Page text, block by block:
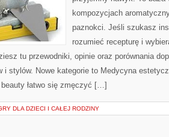
kompozycjach
paznokci. Jeśli szukasz
rozumieć recepturę i
tu przewodniki, opinie oraz porównania
i stylów. Nowe kategorie to Medycyna
łatwo się zmęczyć […]
DLA DZIECI I CAŁEJ RODZINY